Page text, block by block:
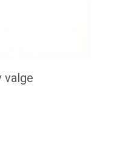
valge